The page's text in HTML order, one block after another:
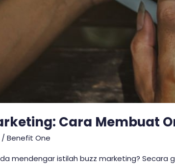
Cara Membuat
/ Benefit One
mendengar istilah buzz marketing?